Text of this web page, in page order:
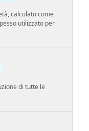
calcolato come
utilizzato per
di tutte le